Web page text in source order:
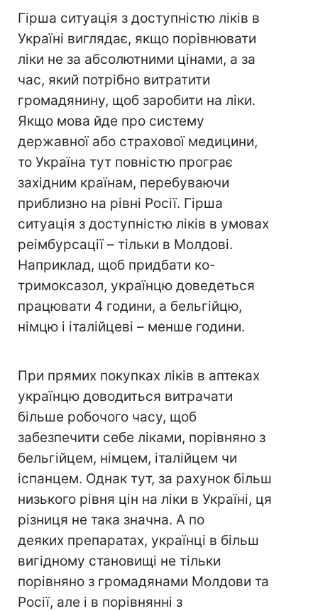
Гірша ситуація з доступністю ліків в
Україні виглядає, якщо порівнювати
ліки не за абсолютними цінами, а за
час, який потрібно витратити
громадянину, щоб заробити на ліки.
Якщо мова йде про систему
державної або страхової медицини,
то Україна тут повністю програє
західним країнам, перебуваючи
приблизно на рівні Росії. Гірша
ситуація з доступністю ліків в умовах
реімбурсації – тільки в Молдові.
Наприклад, щоб придбати ко-
тримоксазол, українцю доведеться
працювати 4 години, а бельгійцю,
німцю і італійцеві – менше години.
При прямих покупках ліків в аптеках
українцю доводиться витрачати
більше робочого часу, щоб
забезпечити себе ліками, порівняно з
бельгійцем, німцем, італійцем чи
іспанцем. Однак тут, за рахунок більш
низького рівня цін на ліки в Україні, ця
різниця не така значна. А по
деяких препаратах, українці в більш
вигідному становищі не тільки
порівняно з громадянами Молдови та
Росії, але і в порівнянні з